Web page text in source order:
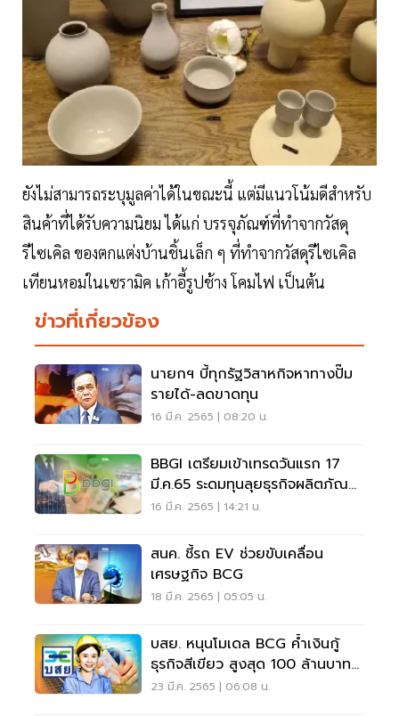
ยังไม่สามารถระบุมูลค่าได้ในขณะนี้ แต่มีแนวโน้มดีสำหรับ
สินค้าที่ได้รับความนิยม ได้แก่ บรรจุภัณฑ์ที่ทำจากวัสดุ
รีไซเคิล ของตกแต่งบ้านชิ้นเล็ก ๆ ที่ทำจากวัสดุรีไซเคิล
เทียนหอมในเซรามิค เก้าอี้รูปช้าง โคมไฟ เป็นต้น
ข่าวที่เกี่ยวข้อง
นายกฯ บี้ทุกรัฐวิสาหกิจหาทางปั๊ม
รายได้-ลดขาดทุน
16 มี.ค. 2565 | 08:20 น.
BBGI เตรียมเข้าเทรดวันแรก 17
มี.ค.65 ระดมทุนลุยธุรกิจผลิตภัณฑ์
ชีวภาพ
16 มี.ค. 2565 | 14:21 น.
สนค. ชี้รถ EV ช่วยขับเคลื่อน
เศรษฐกิจ BCG
18 มี.ค. 2565 | 05:05 น.
บสย. หนุนโมเดล BCG ค้ำเงินกู้
ธุรกิจสีเขียว สูงสุด 100 ล้านบาท/
ราย
23 มี.ค. 2565 | 06:08 น.